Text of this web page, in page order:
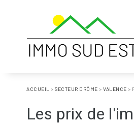
ACCUEIL > SECTEUR DRÔME > VALENCE >
Les prix de